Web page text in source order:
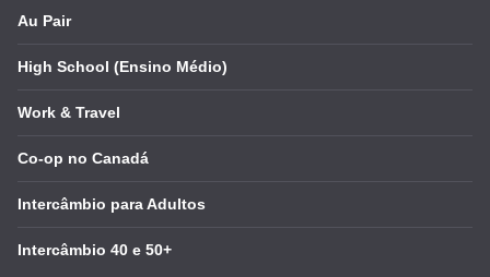
Au Pair
High School (Ensino Médio)
Work & Travel
Co-op no Canadá
Intercâmbio para Adultos
Intercâmbio 40 e 50+